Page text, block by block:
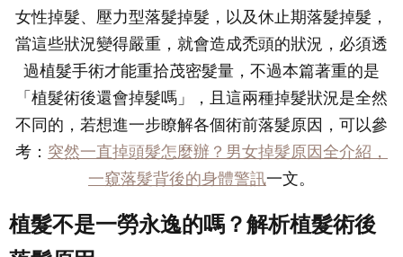
女性掉髮、壓力型落髮掉髮，以及休止期落髮掉髮，
當這些狀況變得嚴重，就會造成禿頭的狀況，必須透
過植髮手術才能重拾茂密髮量，不過本篇著重的是
「植髮術後還會掉髮嗎」，且這兩種掉髮狀況是全然
不同的，若想進一步瞭解各個術前落髮原因，可以參
考： 突然一直掉頭髮怎麼辦？男女掉髮原因全介紹，
一窺落髮背後的身體警訊一文。
植髮不是一勞永逸的嗎？解析植髮術後